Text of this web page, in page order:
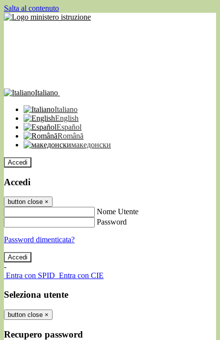
Salta al contenuto
Italiano
Italiano
English
Español
Română
македонски
Accedi
Accedi
button close ×
Nome Utente
Password
Password dimenticata?
-
Entra con SPID Entra con CIE
Seleziona utente
button close ×
Recupero password